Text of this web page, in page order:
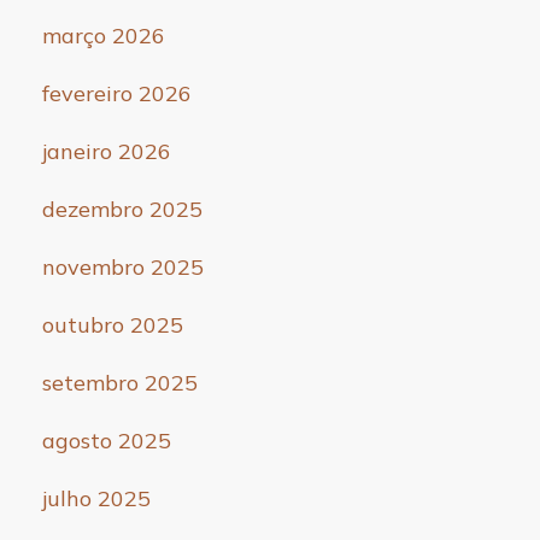
março 2026
fevereiro 2026
janeiro 2026
dezembro 2025
novembro 2025
outubro 2025
setembro 2025
agosto 2025
julho 2025